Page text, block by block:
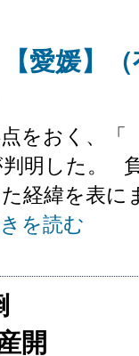
【愛媛】
をおく、「
明した。
経緯を表に
を読む